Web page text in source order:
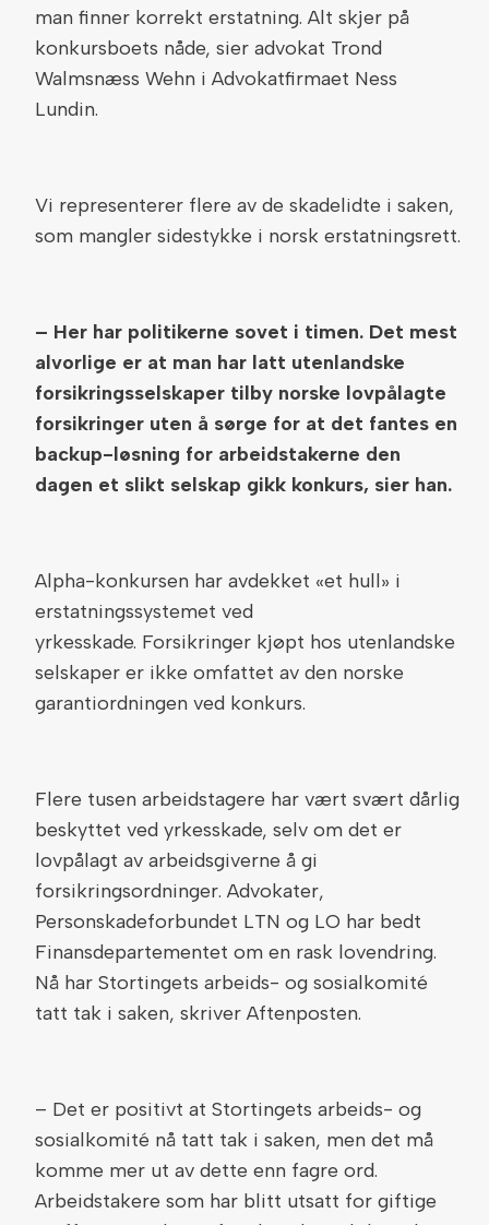
man finner korrekt erstatning. Alt skjer på
konkursboets nåde, sier advokat Trond
Walmsnæss Wehn i Advokatfirmaet Ness
Lundin.
Vi representerer flere av de skadelidte i saken,
som mangler sidestykke i norsk erstatningsrett.
– Her har politikerne sovet i timen. Det mest
alvorlige er at man har latt utenlandske
forsikringsselskaper tilby norske lovpålagte
forsikringer uten å sørge for at det fantes en
backup-løsning for arbeidstakerne den
dagen et slikt selskap gikk konkurs, sier han.
Alpha-konkursen har avdekket «et hull» i
erstatningssystemet ved
yrkesskade. Forsikringer kjøpt hos utenlandske
selskaper er ikke omfattet av den norske
garantiordningen ved konkurs.
Flere tusen arbeidstagere har vært svært dårlig
beskyttet ved yrkesskade, selv om det er
lovpålagt av arbeidsgiverne å gi
forsikringsordninger. Advokater,
Personskadeforbundet LTN og LO har bedt
Finansdepartementet om en rask lovendring.
Nå har Stortingets arbeids- og sosialkomité
tatt tak i saken, skriver Aftenposten.
– Det er positivt at Stortingets arbeids- og
sosialkomité nå tatt tak i saken, men det må
komme mer ut av dette enn fagre ord.
Arbeidstakere som har blitt utsatt for giftige